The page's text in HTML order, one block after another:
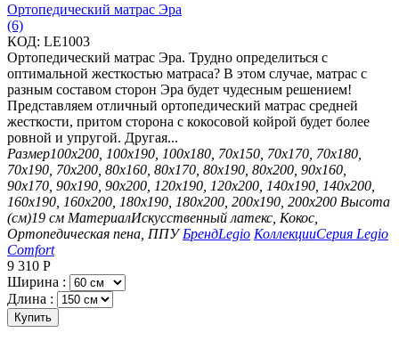
Ортопедический матрас Эра
(6)
КОД: LE1003
Ортопедический матрас Эра. Трудно определиться с
оптимальной жесткостью матраса? В этом случае, матрас с
разным составом сторон Эра будет чудесным решением!
Представляем отличный ортопедический матрас средней
жесткости, притом сторона с кокосовой койрой будет более
ровной и упругой. Другая...
Размер100х200, 100х190, 100х180, 70х150, 70х170, 70х180,
70х190, 70х200, 80х160, 80х170, 80х190, 80х200, 90х160,
90х170, 90х190, 90х200, 120х190, 120х200, 140х190, 140х200,
160х190, 160х200, 180х190, 180х200, 200х190, 200х200 Высота
(см)19 см МатериалИскусственный латекс, Кокос,
Ортопедическая пена, ППУ БрендLegio КоллекцииСерия Legio
Comfort
9 310 Р
Ширина :
Длина :
Купить